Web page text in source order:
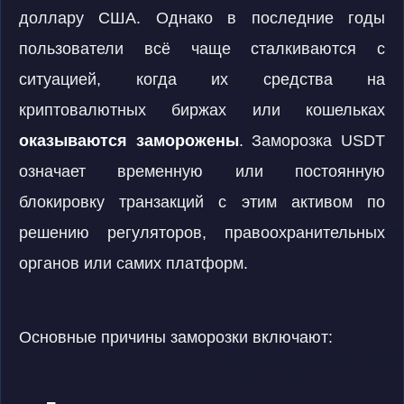
доллару США. Однако в последние годы
пользователи всё чаще сталкиваются с
ситуацией, когда их средства на
криптовалютных биржах или кошельках
оказываются заморожены. Заморозка USDT
означает временную или постоянную
блокировку транзакций с этим активом по
решению регуляторов, правоохранительных
органов или самих платформ.
Основные причины заморозки включают: